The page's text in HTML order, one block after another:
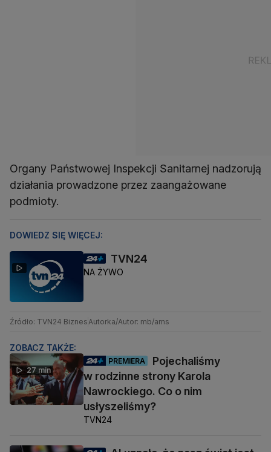
Organy Państwowej Inspekcji Sanitarnej nadzorują
działania prowadzone przez zaangażowane
podmioty.
DOWIEDZ SIĘ WIĘCEJ:
TVN24
NA ŻYWO
Źródło: TVN24 BiznesAutorka/Autor: mb/ams
ZOBACZ TAKŻE:
27 min
PREMIERA
Pojechaliśmy
w rodzinne strony Karola
Nawrockiego. Co o nim
usłyszeliśmy?
TVN24